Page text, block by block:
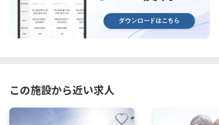
この施設から近い求人